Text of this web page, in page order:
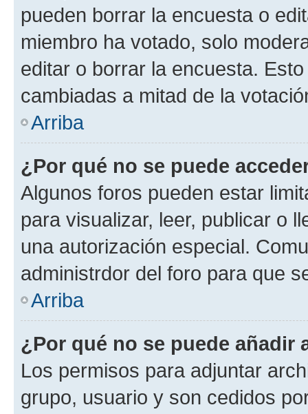
pueden borrar la encuesta o
miembro ha votado, solo
editar o borrar la encuesta.
cambiadas a mitad de la
Arriba
¿Por qué no se puede
Algunos foros pueden estar
para visualizar, leer, publicar o
una autorización especial.
administrdor del foro para que
Arriba
¿Por qué no se puede añadir
Los permisos para adjuntar
grupo, usuario y son cedidos